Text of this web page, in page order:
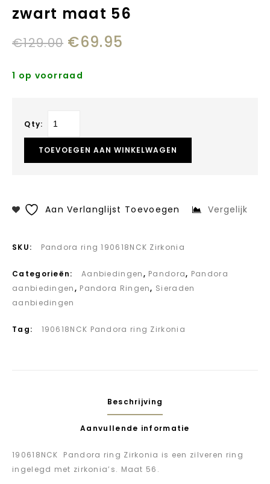
zwart maat 56
€129.00 €69.95
1 op voorraad
Qty:
TOEVOEGEN AAN WINKELWAGEN
Aan Verlanglijst Toevoegen Vergelijk
SKU: Pandora ring 190618NCK Zirkonia
Categorieën: Aanbiedingen, Pandora, Pandora
aanbiedingen, Pandora Ringen, Sieraden
aanbiedingen
Tag: 190618NCK Pandora ring Zirkonia
Beschrijving
Aanvullende informatie
190618NCK Pandora ring Zirkonia is een zilveren ring
ingelegd met zirkonia’s. Maat 56.